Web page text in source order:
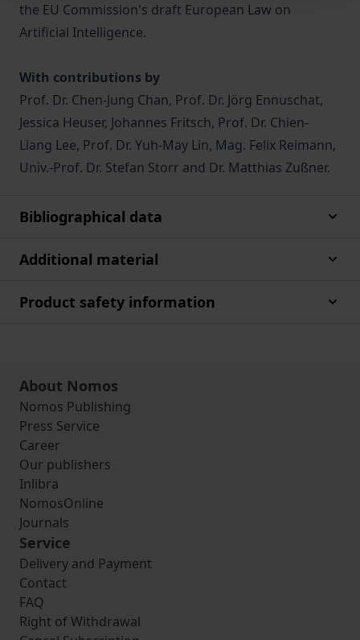
the EU Commission's draft European Law on
Artificial Intelligence.
With contributions by
Prof. Dr. Chen-Jung Chan, Prof. Dr. Jörg Ennuschat,
Jessica Heuser, Johannes Fritsch, Prof. Dr. Chien-
Liang Lee, Prof. Dr. Yuh-May Lin, Mag. Felix Reimann,
Univ.-Prof. Dr. Stefan Storr and Dr. Matthias Zußner.
Bibliographical data
Additional material
Product safety information
About Nomos
Nomos Publishing
Press Service
Career
Our publishers
Inlibra
NomosOnline
Journals
Service
Delivery and Payment
Contact
FAQ
Right of Withdrawal